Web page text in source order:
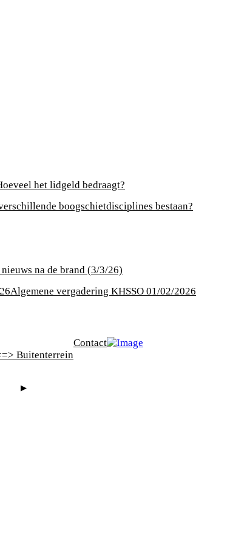
het lidgeld bedraagt?
boogschietdisciplines bestaan?
na de brand (3/3/26)
Algemene vergadering KHSSO 01/02/2026
Buitenterrein
Contact